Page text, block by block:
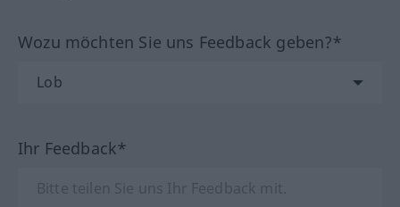
Wozu möchten Sie uns Feedback geben?*
Ihr Feedback*